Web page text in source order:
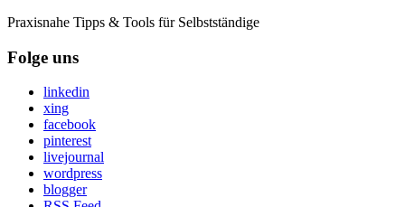
Praxisnahe Tipps & Tools für Selbstständige
Folge uns
linkedin
xing
facebook
pinterest
livejournal
wordpress
blogger